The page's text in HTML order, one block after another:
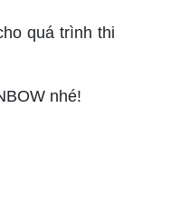
quá trình thi
nhé!